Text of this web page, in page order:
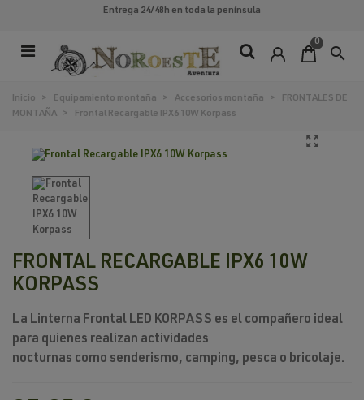
Entrega 24/48h en toda la península
0
search
Inicio > Equipamiento montaña > Accesorios montaña >
FRONTALES DE
MONTAÑA
> Frontal Recargable IPX6 10W Korpass
FRONTAL RECARGABLE IPX6 10W
KORPASS
La Linterna Frontal LED KORPASS es el compañero ideal
para quienes realizan actividades
nocturnas como senderismo, camping , pesca o bricolaje.